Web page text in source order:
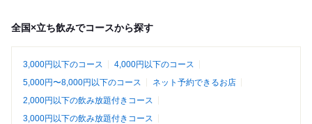
全国×立ち飲みでコースから探す
3,000円以下のコース
4,000円以下のコース
5,000円〜8,000円以下のコース
ネット予約できるお店
2,000円以下の飲み放題付きコース
3,000円以下の飲み放題付きコース